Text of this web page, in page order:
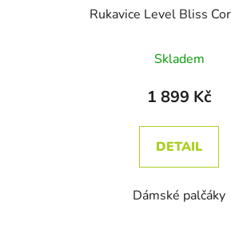
Rukavice Level Bliss
Skladem
1 899 Kč
DETAIL
Dámské palčáky